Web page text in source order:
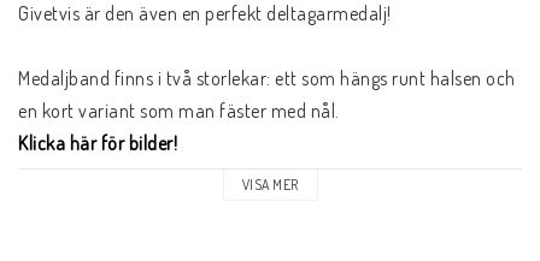
Givetvis är den även en perfekt deltagarmedalj!
Medaljband finns i två storlekar: ett som hängs runt halsen och
Klicka här för bilder!
VISA MER